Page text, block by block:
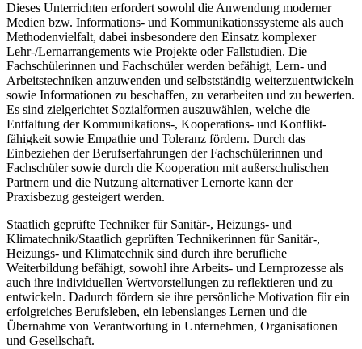
Dieses Unterrichten erfordert sowohl die Anwendung moderner
Medien bzw. Infor­mations- und Kommunikationssysteme als auch
Methodenvielfalt, dabei insbeson­dere den Einsatz komplexer
Lehr-/Lernarrangements wie Projekte oder Fallstudien. Die
Fachschülerinnen und Fachschüler werden befähigt, Lern- und
Arbeitstechniken anzuwenden und selbstständig weiterzuentwickeln
sowie Informationen zu beschaf­fen, zu verarbeiten und zu bewerten.
Es sind zielgerichtet Sozialformen auszu­wählen, welche die
Entfaltung der Kommunikations-, Kooperations- und Konflikt­
fähigkeit sowie Empathie und Toleranz fördern. Durch das
Einbeziehen der Berufs­erfahrungen der Fachschülerinnen und
Fachschüler sowie durch die Kooperation mit außerschulischen
Partnern und die Nutzung alternativer Lernorte kann der
Praxisbezug gesteigert werden.
Staatlich geprüfte Techniker für Sanitär-, Heizungs- und
Klimatechnik/Staatlich geprüften Technikerinnen für Sanitär-,
Heizungs- und Klimatechnik sind durch ihre berufliche
Weiterbildung befähigt, sowohl ihre Arbeits- und Lernprozesse als
auch ihre individuellen Wertvorstellungen zu reflektieren und zu
entwickeln. Dadurch fördern sie ihre persönliche Motivation für ein
erfolgreiches Berufsleben, ein lebenslanges Lernen und die
Übernahme von Verantwortung in Unternehmen, Organisationen
und Gesellschaft.